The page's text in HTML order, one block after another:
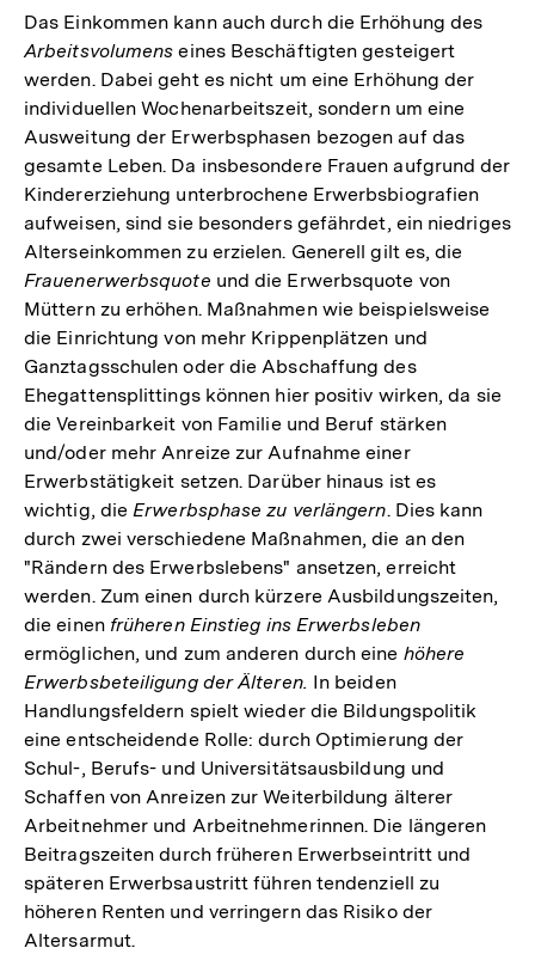
Das Einkommen kann auch durch die Erhöhung des
Arbeitsvolumenseines Beschäftigten gesteigert
werden. Dabei geht es nicht um eine Erhöhung der
individuellen Wochenarbeitszeit, sondern um eine
Ausweitung der Erwerbsphasen bezogen auf das
gesamte Leben. Da insbesondere Frauen aufgrund der
Kindererziehung unterbrochene Erwerbsbiografien
aufweisen, sind sie besonders gefährdet, ein niedriges
Alterseinkommen zu erzielen. Generell gilt es, die
Frauenerwerbsquote und die Erwerbsquote von
Müttern zu erhöhen. Maßnahmen wie beispielsweise
die Einrichtung von mehr Krippenplätzen und
Ganztagsschulen oder die Abschaffung des
Ehegattensplittings können hier positiv wirken, da sie
die Vereinbarkeit von Familie und Beruf stärken
und/oder mehr Anreize zur Aufnahme einer
Erwerbstätigkeit setzen. Darüber hinaus ist es
wichtig, die Erwerbsphase zu verlängern. Dies kann
durch zwei verschiedene Maßnahmen, die an den
"Rändern des Erwerbslebens" ansetzen, erreicht
werden. Zum einen durch kürzere Ausbildungszeiten,
die einen früheren Einstieg ins Erwerbsleben
ermöglichen, und zum anderen durch eine höhere
Erwerbsbeteiligung der Älteren. In beiden
Handlungsfeldern spielt wieder die Bildungspolitik
eine entscheidende Rolle: durch Optimierung der
Schul-, Berufs- und Universitätsausbildung und
Schaffen von Anreizen zur Weiterbildung älterer
Arbeitnehmer und Arbeitnehmerinnen. Die längeren
Beitragszeiten durch früheren Erwerbseintritt und
späteren Erwerbsaustritt führen tendenziell zu
höheren Renten und verringern das Risiko der
Altersarmut.